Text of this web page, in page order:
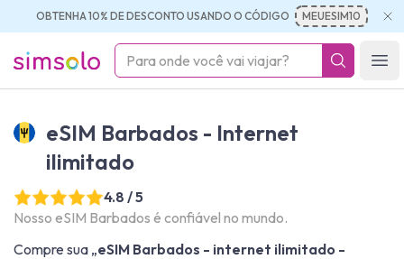
OBTENHA 10% DE DESCONTO USANDO O CÓDIGO MEUESIM10
simsolo
eSIM Barbados - Internet
ilimitado
4.8 / 5
Nosso eSIM Barbados é confiável no mundo.
Compre sua „eSIM Barbados - internet ilimitado -